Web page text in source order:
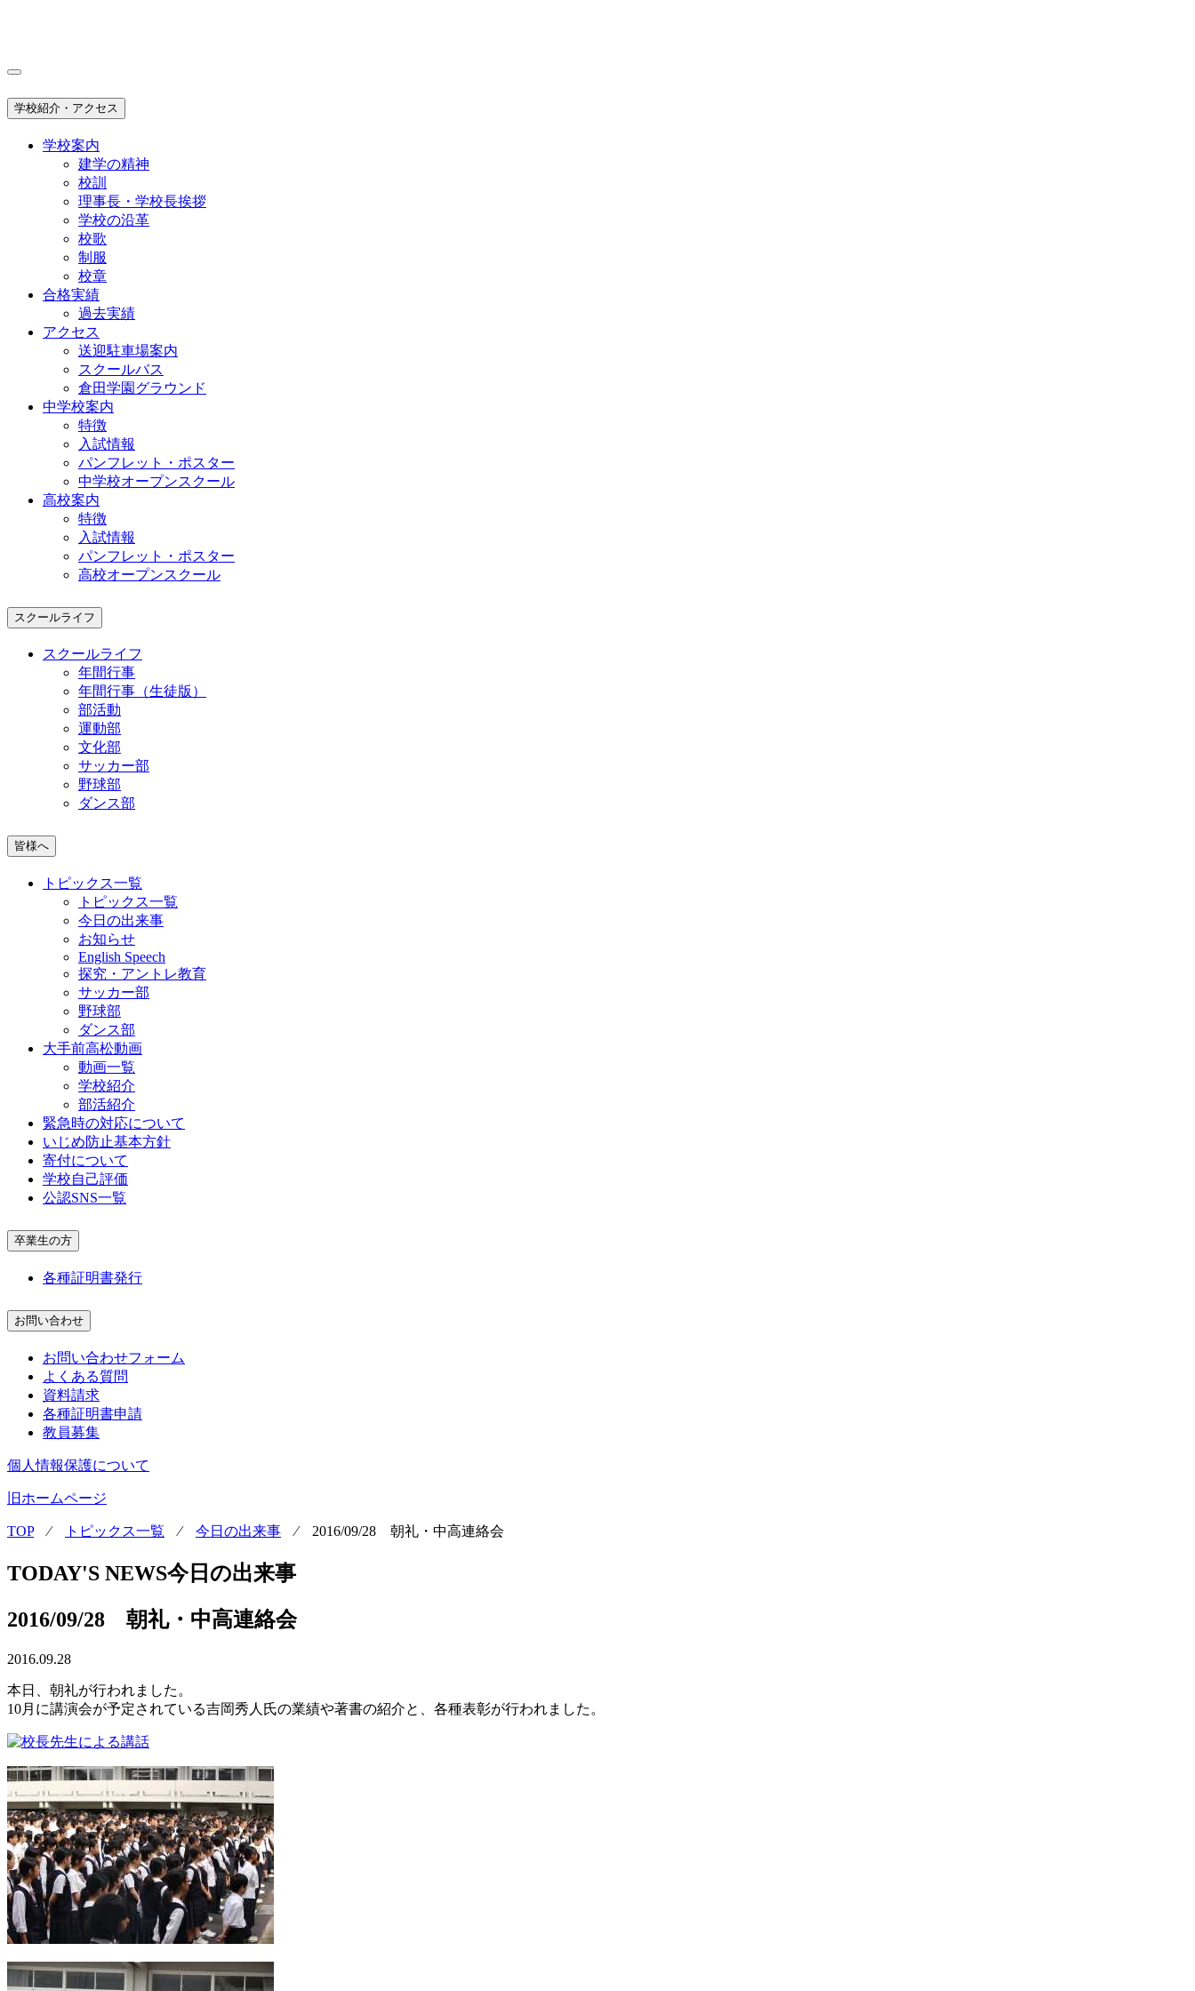
学校紹介・アクセス
学校案内
建学の精神
校訓
理事長・学校長挨拶
学校の沿革
校歌
制服
校章
合格実績
過去実績
アクセス
送迎駐車場案内
スクールバス
倉田学園グラウンド
中学校案内
特徴
入試情報
パンフレット・ポスター
中学校オープンスクール
高校案内
特徴
入試情報
パンフレット・ポスター
高校オープンスクール
スクールライフ
スクールライフ
年間行事
年間行事（生徒版）
部活動
運動部
文化部
サッカー部
野球部
ダンス部
皆様へ
トピックス一覧
トピックス一覧
今日の出来事
お知らせ
English Speech
探究・アントレ教育
サッカー部
野球部
ダンス部
大手前高松動画
動画一覧
学校紹介
部活紹介
緊急時の対応について
いじめ防止基本方針
寄付について
学校自己評価
公認SNS一覧
卒業生の方
各種証明書発行
お問い合わせ
お問い合わせフォーム
よくある質問
資料請求
各種証明書申請
教員募集
個人情報保護について
旧ホームページ
TOP⁄ トピックス一覧 ⁄ 今日の出来事 ⁄ 2016/09/28 朝礼・中高連絡会
TODAY'S NEWS今日の出来事
2016/09/28 朝礼・中高連絡会
2016.09.28
本日、朝礼が行われました。
10月に講演会が予定されている吉岡秀人氏の業績や著書の紹介と、各種表彰が行われました。